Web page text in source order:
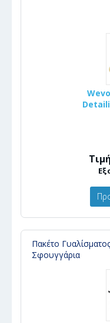
Πακέτο
Σφουγγάρια